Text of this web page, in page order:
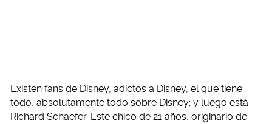
Existen fans de Disney, adictos a Disney, el que tiene
todo, absolutamente todo sobre Disney; y luego está
Richard Schaefer. Este chico de 21 años, originario de